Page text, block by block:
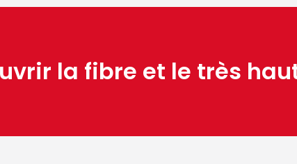
la fibre et le très